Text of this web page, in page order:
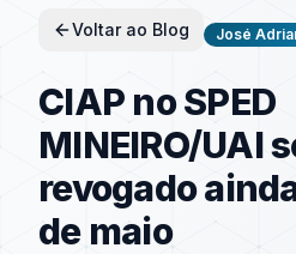
Voltar ao Blog José
CIAP no SPED
MINEIRO/UAI
revogado
de maio